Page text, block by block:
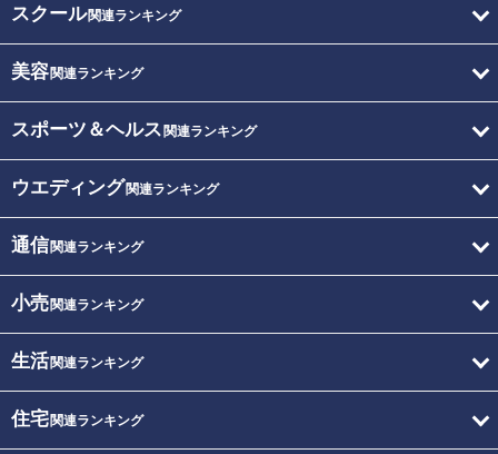
スクール関連ランキング
美容関連ランキング
スポーツ＆ヘルス 関連ランキング
ウエディング関連ランキング
通信関連ランキング
小売関連ランキング
生活関連ランキング
住宅関連ランキング